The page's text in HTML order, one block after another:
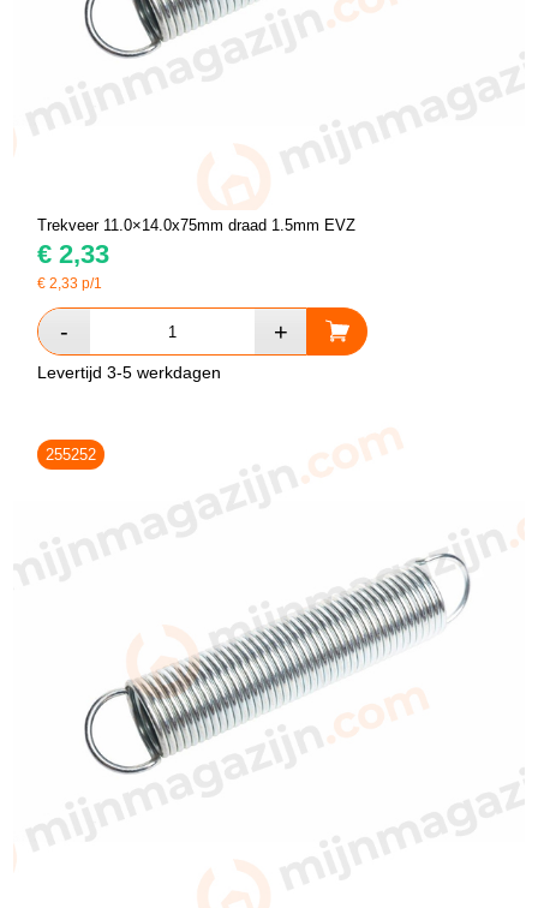
Trekveer 11.0×14.0x75mm draad 1.5mm EVZ
€ 2,33
€2,33 p/1
Levertijd 3-5 werkdagen
255252